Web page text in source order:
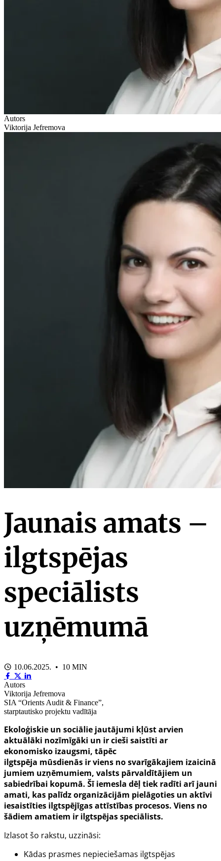
Autors
Viktorija Jefremova
Jaunais amats –
ilgtspējas
speciālists
uzņēmumā
10.06.2025. • 10 MIN
Autors
Viktorija Jefremova
SIA “Orients Audit & Finance”,
starptautisko projektu vadītāja
Ekoloģiskie un sociālie jautājumi kļūst arvien
aktuālāki nozīmīgāki un ir cieši saistīti ar
ekonomisko izaugsmi, tāpēc
ilgtspēja mūsdienās irviens nosvarīgākajiem izaicinā
jumiem uzņēmumiem, valsts pārvaldītājiem un
sabiedrībai kopumā. Šī iemesla dēļ tiek radīti arī jauni
amati, kas palīdz organizācijām pielāgoties un aktīvi
iesaistīties ilgtspējīgas attīstības procesos. Viens no
šādiem amatiem ir ilgtspējas speciālists.
Izlasot šo rakstu, uzzināsi:
Kādas prasmes nepieciešamas ilgtspējas